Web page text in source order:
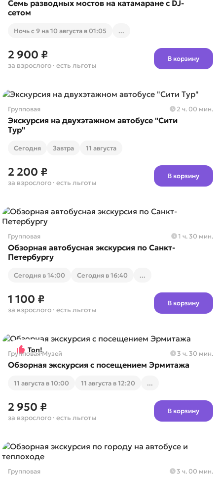
Семь разводных мостов на катамаране с DJ-
сетом
Ночь с 9 на 10 августа в 01:05 ...
2 900 ₽
за взрослого · есть льготы
В корзину
Групповая 2 ч. 00 мин.
Экскурсия на двухэтажном автобусе "Сити
Тур"
Cегодня Завтра 11 августа
2 200 ₽
за взрослого · есть льготы
В корзину
Групповая 1 ч. 30 мин.
Обзорная автобусная экскурсия по Санкт-
Петербургу
Cегодня в 14:00 Cегодня в 16:40 ...
1 100 ₽
за взрослого · есть льготы
В корзину
Топ!
Групповая·Музей 3 ч. 30 мин.
Обзорная экскурсия с посещением Эрмитажа
11 августа в 10:00 11 августа в 12:20 ...
2 950 ₽
за взрослого · есть льготы
В корзину
Групповая 3 ч. 00 мин.